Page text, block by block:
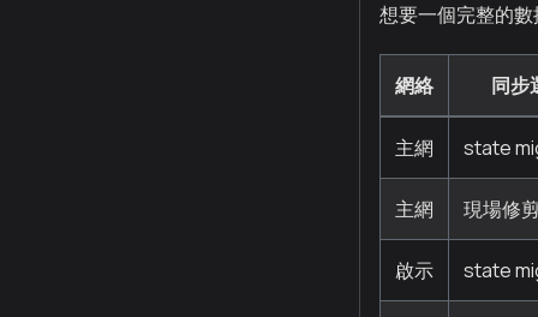
想要一個完整的
網絡 同步
主網 state
主網 現場修
啟示 state